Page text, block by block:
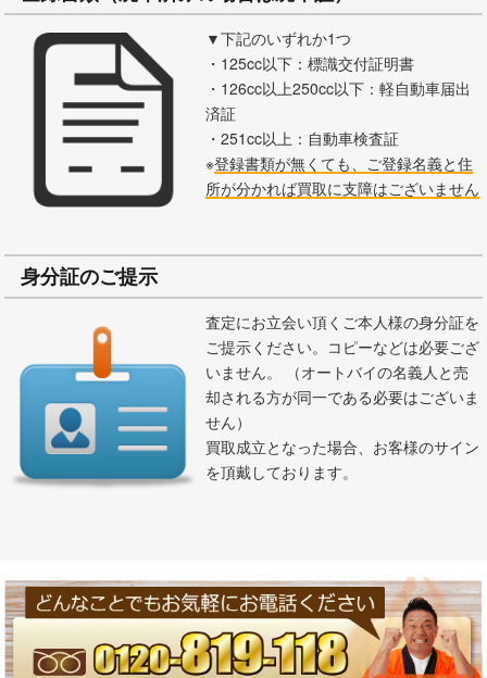
▼下記のいずれか1つ
・125cc以下：標識交付証明書
・126cc以上250cc以下：軽自動車届出
済証
・251cc以上：自動車検査証
※登録書類が無くても、ご登録名義と住
所が分かれば買取に支障はございません
身分証のご提示
査定にお立会い頂くご本人様の身分証を
ご提示ください。コピーなどは必要ござ
いません。 （オートバイの名義人と売
却される方が同一である必要はございま
せん）
買取成立となった場合、お客様のサイン
を頂戴しております。